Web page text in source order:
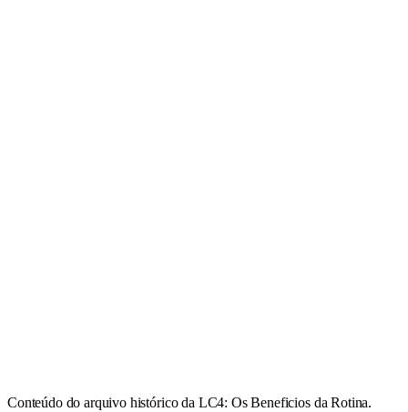
Conteúdo do arquivo histórico da LC4: Os Beneficios da Rotina.